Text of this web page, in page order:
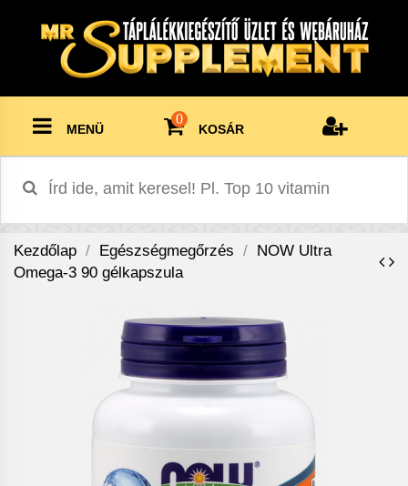
MENÜ
0
KOSÁR
Kezdőlap Egészségmegőrzés
NOW Ultra
Omega-3 90 gélkapszula